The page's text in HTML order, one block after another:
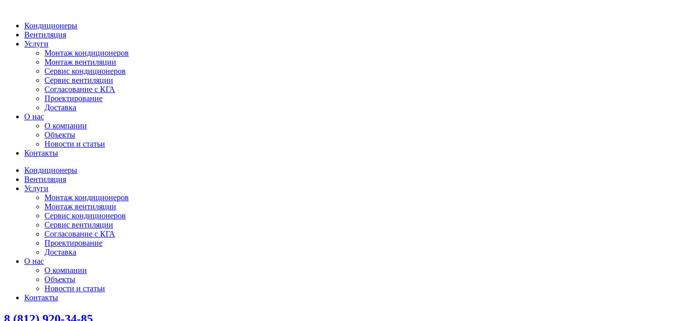
Кондиционеры
Вентиляция
Услуги
Монтаж кондиционеров
Монтаж вентиляции
Сервис кондиционеров
Сервис вентиляции
Согласование с КГА
Проектирование
Доставка
О нас
О компании
Объекты
Новости и статьи
Контакты
Кондиционеры
Вентиляция
Услуги
Монтаж кондиционеров
Монтаж вентиляции
Сервис кондиционеров
Сервис вентиляции
Согласование с КГА
Проектирование
Доставка
О нас
О компании
Объекты
Новости и статьи
Контакты